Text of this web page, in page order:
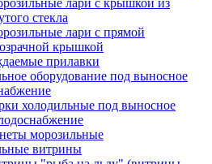
лари с крышкой из
стекла
лари с прямой
крышкой
прилавки
оборудование под выносное
холодильные под выносное
морозильные
витрины